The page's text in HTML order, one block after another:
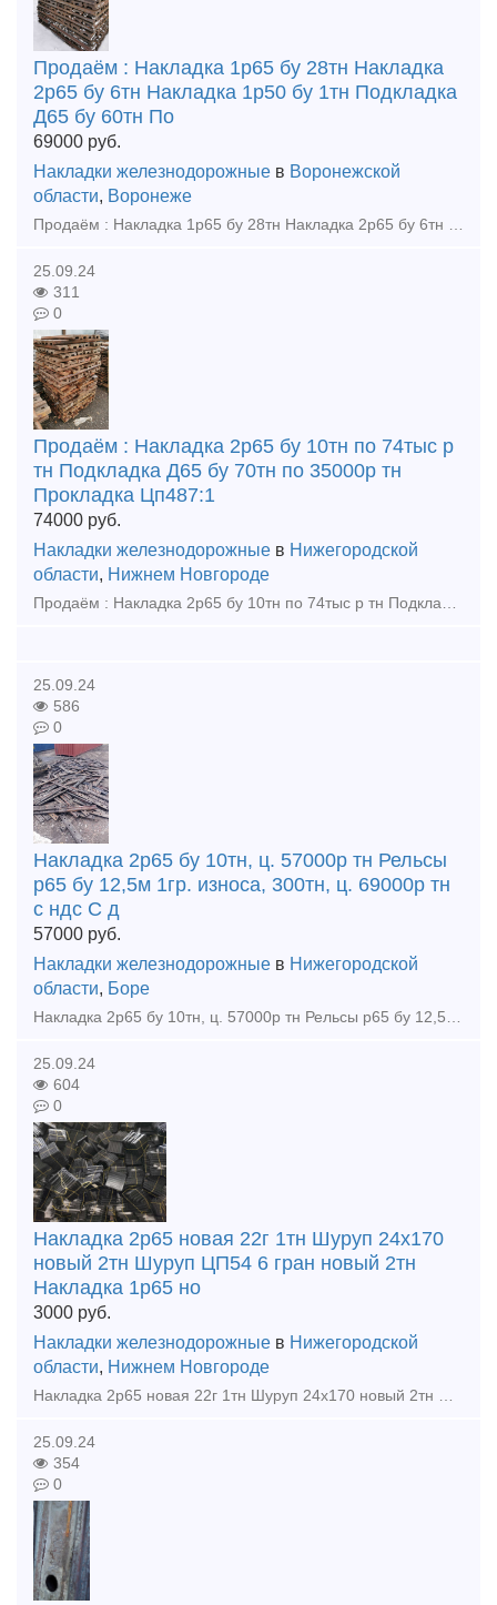
Продаём : Накладка 1р65 бу 28тн Накладка
2р65 бу 6тн Накладка 1р50 бу 1тн Подкладка
Д65 бу 60тн По
69000 руб.
Накладки железнодорожные в Воронежской
области, Воронеже
Продаём : Накладка 1р65 бу 28тн Накладка 2р65 бу 6тн Накладка 1р50 бу 1тн Подкладка Д65 бу 60тн Подкладка КД65 новая 2,5тн Подкладка КД65 бу 2тн Крестовина р65 1/9 новая 2023г, кол-во 3шт
25.09.24
311
0
Продаём : Накладка 2р65 бу 10тн по 74тыс р
тн Подкладка Д65 бу 70тн по 35000р тн
Прокладка Цп487:1
74000 руб.
Накладки железнодорожные в Нижегородской
области, Нижнем Новгороде
Продаём : Накладка 2р65 бу 10тн по 74тыс р тн Подкладка Д65 бу 70тн по 35000р тн Прокладка Цп487:13900шт по 47р шт Прокладка Цп638:43260шт по 47р шт Накладка 1р65 новая 7т по 105тыс р тн
25.09.24
586
0
Накладка 2р65 бу 10тн, ц. 57000р тн Рельсы
р65 бу 12,5м 1гр. износа, 300тн, ц. 69000р тн
с ндс С д
57000 руб.
Накладки железнодорожные в Нижегородской
области, Боре
Накладка 2р65 бу 10тн, ц. 57000р тн Рельсы р65 бу 12,5м 1гр. износа, 300тн, ц. 69000р тн с ндс С доставкой цена договорная. Покупаем любые материалы ВСП, вагонные запчасти во всех регионах РФ
25.09.24
604
0
Накладка 2р65 новая 22г 1тн Шуруп 24х170
новый 2тн Шуруп ЦП54 6 гран новый 2тн
Накладка 1р65 но
3000 руб.
Накладки железнодорожные в Нижегородской
области, Нижнем Новгороде
Накладка 2р65 новая 22г 1тн Шуруп 24х170 новый 2тн Шуруп ЦП54 6 гран новый 2тн Накладка 1р65 новая 22г 2,5тн Костыль 16х16х165 новый 8тн Клеммный болт 22х75 голый новый 2,5тн Закладн
25.09.24
354
0